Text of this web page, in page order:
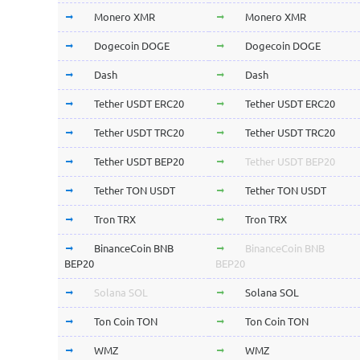
Monero XMR Monero XMR
Dogecoin DOGE Dogecoin DOGE
Dash Dash
Tether USDT ERC20 Tether USDT ERC20
Tether USDT TRC20 Tether USDT TRC20
Tether USDT BEP20 Tether USDT BEP20
Tether TON USDT Tether TON USDT
Tron TRX Tron TRX
BinanceCoin BNB
BEP20
BinanceCoin BNB
BEP20
Solana SOL Solana SOL
Ton Coin TON Ton Coin TON
WMZ WMZ